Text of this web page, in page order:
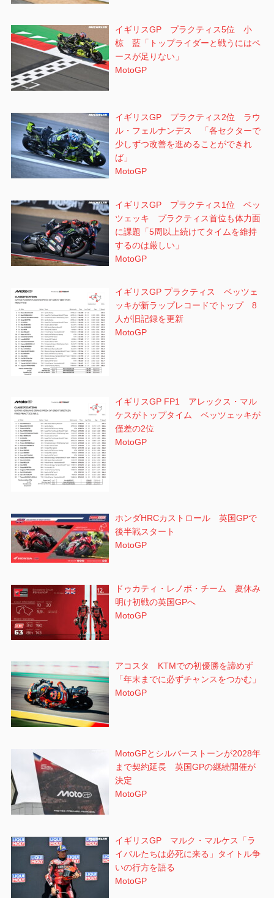
イギリスGP プラクティス5位 小
椋 藍「トップライダーと戦うにはペ
ースが足りない」
MotoGP
イギリスGP プラクティス2位 ラウ
ル・フェルナンデス 「各セクターで
少しずつ改善を進めることができれ
ば」
MotoGP
イギリスGP プラクティス1位 ベッ
ツェッキ プラクティス首位も体力面
に課題「5周以上続けてタイムを維持
するのは厳しい」
MotoGP
イギリスGP プラクティス ベッツェ
ッキが新ラップレコードでトップ 8
人が旧記録を更新
MotoGP
イギリスGP FP1 アレックス・マル
ケスがトップタイム ベッツェッキが
僅差の2位
MotoGP
ホンダHRCカストロール 英国GPで
後半戦スタート
MotoGP
ドゥカティ・レノボ・チーム 夏休み
明け初戦の英国GPへ
MotoGP
アコスタ KTMでの初優勝を諦めず
「年末までに必ずチャンスをつかむ」
MotoGP
MotoGPとシルバーストーンが2028年
まで契約延長 英国GPの継続開催が
決定
MotoGP
イギリスGP マルク・マルケス「ラ
イバルたちは必死に来る」タイトル争
いの行方を語る
MotoGP